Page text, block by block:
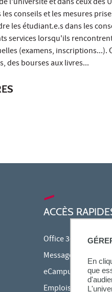
En
que
l'université et dans ceux des
conseils et les mesures
les étudiant.e.s dans les
services lorsqu'ils
(examens, inscriptions...).
des bourses aux livres...
ACCÈS
Office 365
Messagerie étudiante
eCampus
Emplois du temps